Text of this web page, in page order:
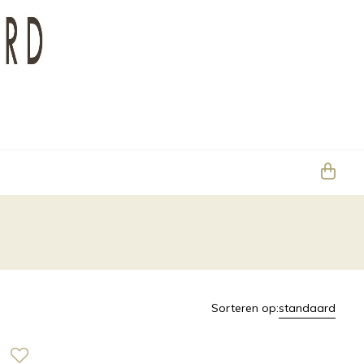
Sorteren op:standaard